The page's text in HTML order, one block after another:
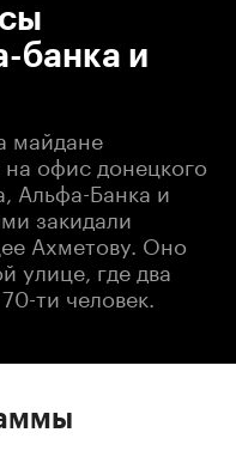
банка и
майдане
офис донецкого
Альфа-Банка и
закидали
Ахметову. Оно
улице, где два
ти человек.